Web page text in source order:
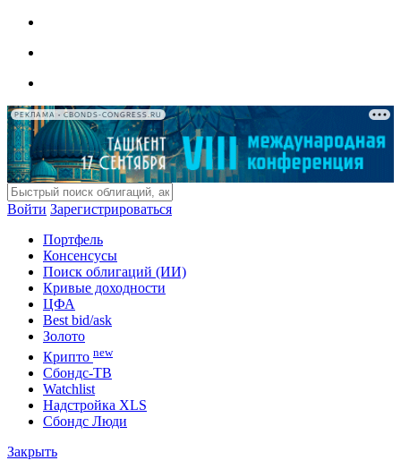
РЕКЛАМА • CBONDS-CONGRESS.RU
Войти Зарегистрироваться
Портфель
Консенсусы
Поиск облигаций (ИИ)
Кривые доходности
ЦФА
Best bid/ask
Золото
Крипто new
Сбондс-ТВ
Watchlist
Надстройка XLS
Сбондс Люди
Закрыть